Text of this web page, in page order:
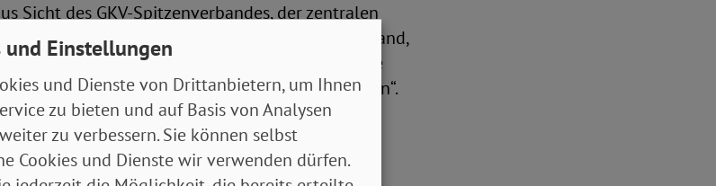
Sicht des GKV-Spitzenverbandes, der zentralen
Kranken- und Pflegekassen in Deutschland,
Vorstandsvorsitzende Doris Pfeiffer, würden die
über kurz oder lang „durch die Decke gehen“.
auf „kurz vor leer“
und Einstellungen
und Dienste von Drittanbietern, um Ihnen
zu bieten und auf Basis von Analysen
zu verbessern. Sie können selbst
Cookies und Dienste wir verwenden dürfen.